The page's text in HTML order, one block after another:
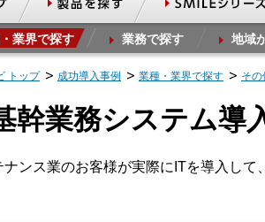
業界で探す 業務で探す 地域
トップ 成功導入事例 業種・業界で探す そ
幹業務システム導
ナンス業のお客様が実際にITを導入して